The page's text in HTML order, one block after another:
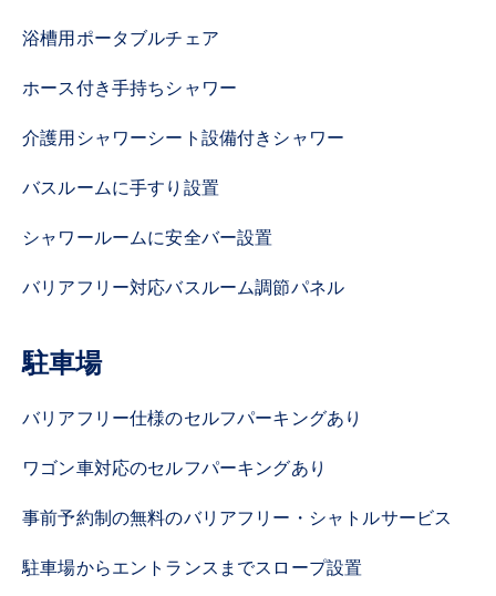
浴槽用ポータブルチェア
ホース付き手持ちシャワー
介護用シャワーシート設備付きシャワー
バスルームに手すり設置
シャワールームに安全バー設置
バリアフリー対応バスルーム調節パネル
駐車場
バリアフリー仕様のセルフパーキングあり
ワゴン車対応のセルフパーキングあり
事前予約制の無料のバリアフリー・シャトルサービス
駐車場からエントランスまでスロープ設置